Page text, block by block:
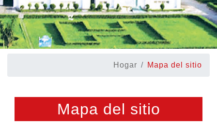
Hogar Mapa del sitio
Mapa del sitio